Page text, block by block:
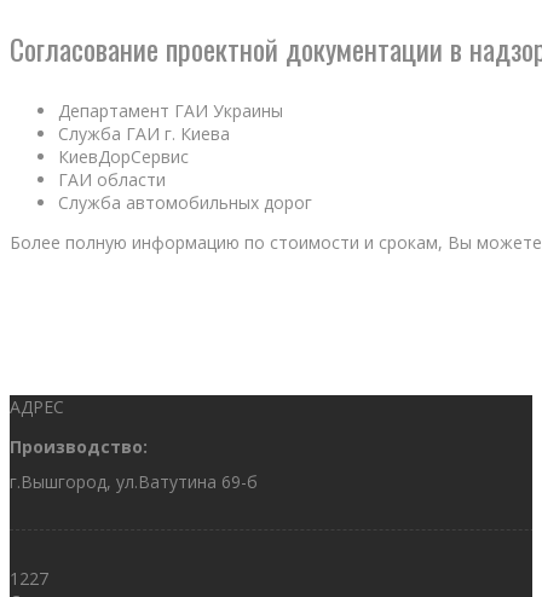
Согласование проектной документации в
Департамент ГАИ Украины
Служба ГАИ г. Киева
КиевДорСервис
ГАИ области
Служба автомобильных дорог
Более полную информацию по стоимости и срокам, Вы
АДРЕС
Производство:
г.Вышгород, ул.Ватутина 69-б
1227